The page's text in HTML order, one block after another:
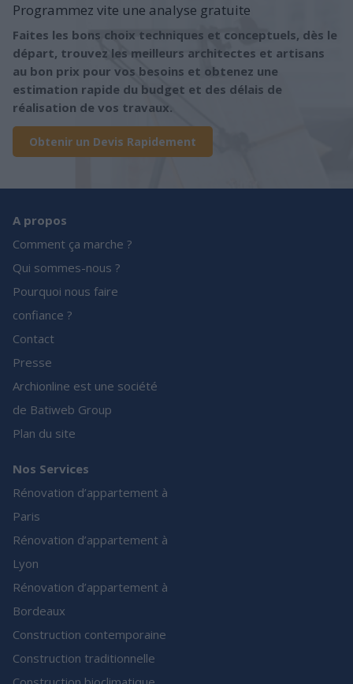
Programmez vite une analyse gratuite
Faites les bons choix techniques et conceptuels, dès le
départ, trouvez les meilleurs architectes et artisans
au bon prix pour vos besoins et obtenez une
estimation rapide du budget et des délais de
réalisation de vos travaux.
Obtenir un Devis Rapidement
A propos
Comment ça marche ?
Qui sommes-nous ?
Pourquoi nous faire
confiance ?
Contact
Presse
Archionline est une société
de Batiweb Group
Plan du site
Nos Services
Rénovation d’appartement à
Paris
Rénovation d’appartement à
Lyon
Rénovation d’appartement à
Bordeaux
Construction contemporaine
Construction traditionnelle